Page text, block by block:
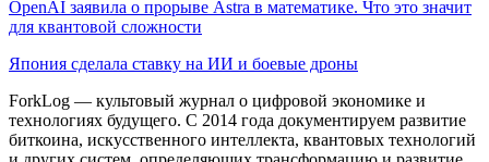
OpenAI заявила о прорыве Astra в математике. Что это значит
для квантовой сложности
Япония сделала ставку на ИИ и боевые дроны
ForkLog — культовый журнал о цифровой экономике и
технологиях будущего. С 2014 года документируем развитие
биткоина, искусственного интеллекта, квантовых технологий